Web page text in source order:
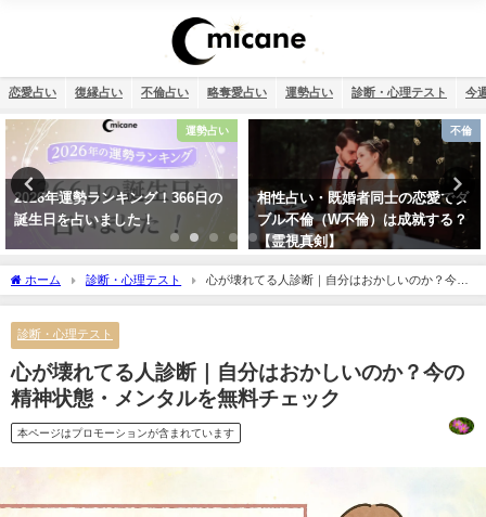
恋愛占い 復縁占い 不倫占い 略奪愛占い 運勢占い 診断・心理テスト 今
運勢占い
！366日の
相性占い・既婚者同士の恋愛でダ
ブル不倫（W不倫）は成就する？
【霊視真剣】
【2026年】12星座
ホーム 診断・心理テスト
心が壊れてる人診断｜自分はおかしいのか？今の
精神状態・メンタルを無料チェック
診断・心理テスト
心が壊れてる人診断｜自分はおかしいのか？今の
精神状態・メンタルを無料チェック
本ページはプロモーションが含まれています